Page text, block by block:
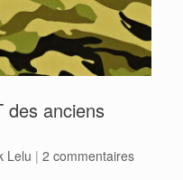
des anciens
Lelu | 2 commentaires